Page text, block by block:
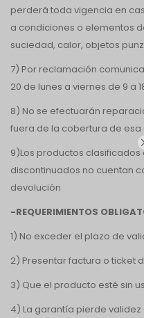
perderá toda vigencia en
a condiciones o elementos
suciedad, calor, objetos
7) Por reclamación
20 de lunes a viernes de 9 a
8) No se efectuarán
fuera de la cobertura de esa
9)Los productos
discontinuados no cuentan
devolución
-REQUERIMIENTOS
1) No exceder el plazo de
2) Presentar factura o ticket
3) Que el producto esté sin
4) La garantía pierde